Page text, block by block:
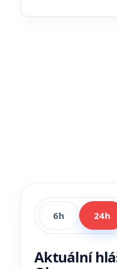
6h 24h
Aktuální